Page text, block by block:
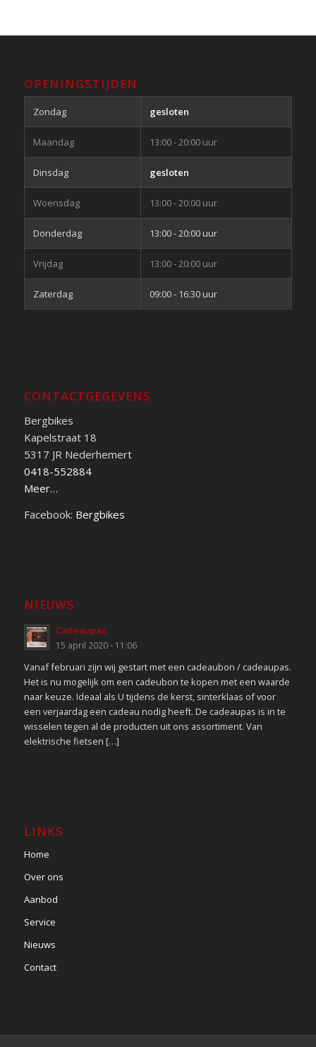
OPENINGSTIJDEN
Zondag gesloten
Maandag 13:00 - 20:00 uur
Dinsdag gesloten
Woensdag 13:00 - 20:00 uur
Donderdag 13:00 - 20:00 uur
Vrijdag 13:00 - 20:00 uur
Zaterdag 09:00 - 16:30 uur
CONTACTGEGEVENS
Bergbikes
Kapelstraat 18
5317 JR Nederhemert
0418-552884
Meer…
Facebook: Bergbikes
NIEUWS
Cadeaupas
15 april 2020 - 11:06
Vanaf februari zijn wij gestart met een cadeaubon / cadeaupas.
Het is nu mogelijk om een cadeubon te kopen met een waarde
naar keuze. Ideaal als U tijdens de kerst, sinterklaas of voor
een verjaardag een cadeau nodig heeft. De cadeaupas is in te
wisselen tegen al de producten uit ons assortiment. Van
elektrische fietsen […]
LINKS
Home
Over ons
Aanbod
Service
Nieuws
Contact